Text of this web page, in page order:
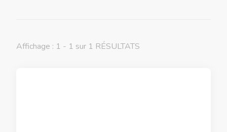
Affichage : 1 - 1 sur 1 RÉSULTATS